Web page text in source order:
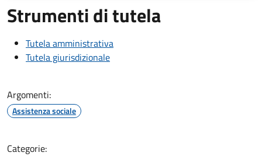
Strumenti di tutela
Tutela amministrativa
Tutela giurisdizionale
Argomenti:
Assistenza sociale
Categorie: